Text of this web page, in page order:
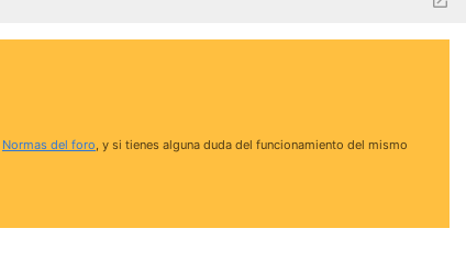
Normas del foro, y si tienes alguna duda del funcionamiento del mismo